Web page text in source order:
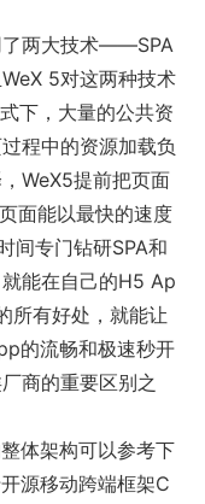
了两大技术——SPA
5对这两种技术
下，大量的公共资
程中的资源加载负
WeX5提前把页面
面能以最快的速度
间专门钻研SPA和
能在自己的H5 Ap
所有好处，就能让
的流畅和极速秒开
商的重要区别之
体架构可以参考下
源移动跨端框架C